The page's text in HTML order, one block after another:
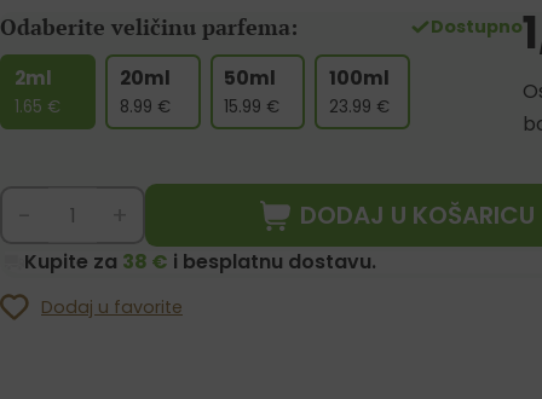
Odaberite veličinu parfema:
2ml
1.65 €
20ml
8.99 €
50ml
15.99 €
100ml
23.99 €
Dostupno
DODAJ U KOŠARICU
Kupite za 38 € i besplatnu dostavu.
Dodaj u favorite